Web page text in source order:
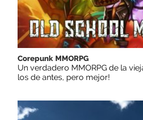
Corepunk MMORPG
Un verdadero MMORPG de la
los de antes, pero mejor!